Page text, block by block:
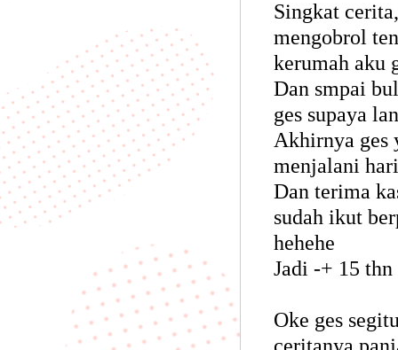
Singkat
mengobrol
kerumah aku
Dan smpai
ges supaya
Akhirnya ges
menjalani
Dan terima
sudah ikut
hehehe
Jadi -+ 15 thn
Oke ges